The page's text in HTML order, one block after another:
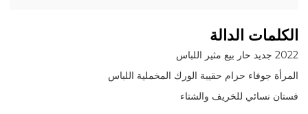
الكلمات الدالة
2022 جديد حار بيع مثير اللباس
المرأة جوفاء حزام حقيبة الورك المخملية اللباس
فستان نسائي للخريف والشتاء